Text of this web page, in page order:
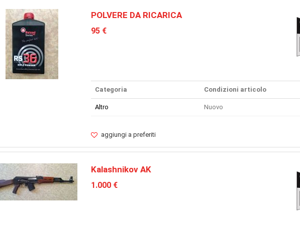
POLVERE DA RICARICA
95 €
Categoria Condizioni articolo
Altro Nuovo
aggiungi a preferiti
Kalashnikov AK
1.000 €